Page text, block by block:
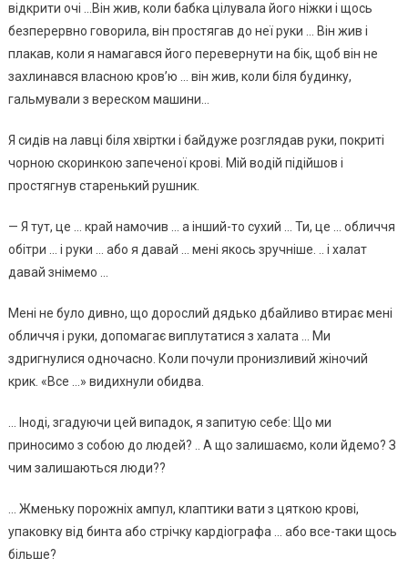
відкрити очі …Він жив, коли бабка цілувала його ніжки і щось
безперервно говорила, він простягав до неї руки … Він жив і
плакав, коли я намагався його перевернути на бік, щоб він не
захлинався власною кров’ю … він жив, коли біля будинку,
гальмували з вереском машини…
Я сидів на лавці біля хвіртки і байдуже розглядав руки, покриті
чорною скоринкою запеченої крові. Мій водій підійшов і
простягнув старенький рушник.
— Я тут, це … край намочив … а інший-то сухий … Ти, це … обличчя
обітри … і руки … або я давай … мені якось зручніше. .. і халат
давай знімемо …
Мені не було дивно, що дорослий дядько дбайливо втирає мені
обличчя і руки, допомагає виплутатися з халата … Ми
здригнулися одночасно. Коли почули пронизливий жіночий
крик. «Все …» видихнули обидва.
… Іноді, згадуючи цей випадок, я запитую себе: Що ми
приносимо з собою до людей? .. А що залишаємо, коли йдемо? З
чим залишаються люди??
… Жменьку порожніх ампул, клаптики вати з цяткою крові,
упаковку від бинта або стрічку кардіографа … або все-таки щось
більше?